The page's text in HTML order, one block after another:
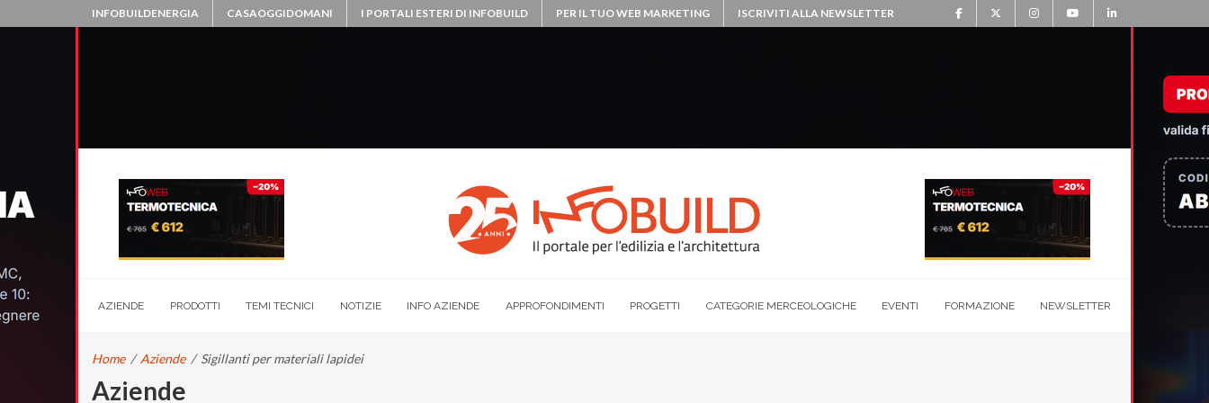
INFOBUILDENERGIA CASAOGGIDOMANI I PORTALI ESTERI DI INFOBUILD PER IL TUO WEB MARKETING ISCRIVITI ALLA NEWSLETTER
AZIENDE PRODOTTI TEMI TECNICI NOTIZIE INFO AZIENDE APPROFONDIMENTI PROGETTI CATEGORIE MERCEOLOGICHE EVENTI FORMAZIONE NEWSLETTER
Home / Aziende / Sigillanti per materiali lapidei
Aziende